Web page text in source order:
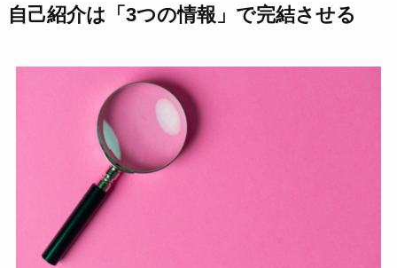
自己紹介は「3つの情報」で完結させる